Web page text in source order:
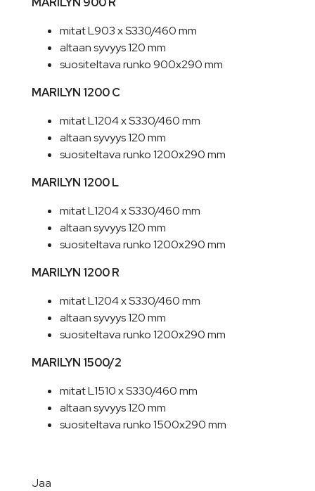
mitat L903 x S330/460 mm
altaan syvyys 120 mm
suositeltava runko 900x290 mm
MARILYN 1200 C
mitat L1204 x S330/460 mm
altaan syvyys 120 mm
suositeltava runko 1200x290 mm
MARILYN 1200 L
mitat L1204 x S330/460 mm
altaan syvyys 120 mm
suositeltava runko 1200x290 mm
MARILYN 1200 R
mitat L1204 x S330/460 mm
altaan syvyys 120 mm
suositeltava runko 1200x290 mm
MARILYN 1500/2
mitat L1510 x S330/460 mm
altaan syvyys 120 mm
suositeltava runko 1500x290 mm
Jaa